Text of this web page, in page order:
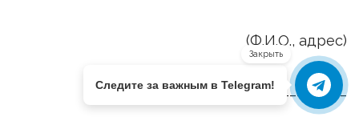
(Ф.И.О., адрес)
ОТВЕТЧИК: ____________________
Закрыть
Следите за важным в Telegram!